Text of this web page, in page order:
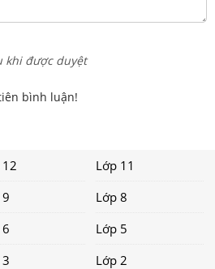
khi được duyệt
bình luận!
Lớp 11
Lớp 8
Lớp 5
Lớp 2